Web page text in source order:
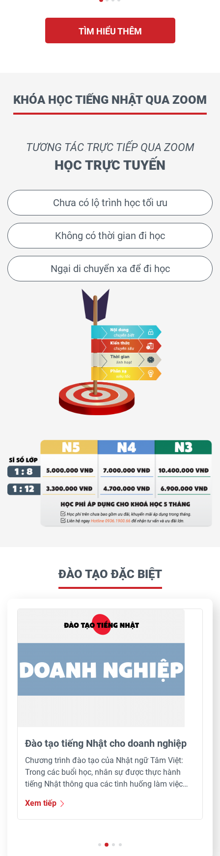
MUA KHOÁ
HỌC
TÌM HIỂU THÊM
KHÓA HỌC TIẾNG NHẬT QUA ZOOM
TƯƠNG TÁC TRỰC TIẾP QUA ZOOM
HỌC TRỰC TUYẾN
Chưa có lộ trình học tối ưu
Không có thời gian đi học
Ngại di chuyển xa để đi học
ĐÀO TẠO ĐẶC BIỆT
Đào tạo tiếng Nhật cho doanh nghiệp
Chương trình đào tạo của Nhật ngữ Tâm Việt:
Trong các buổi học, nhân sự được thực hành
tiếng Nhật thông qua các tình huống làm việc
thuyết trình, đàm phán, viết email, báo cáo… đi
thẳng vào nội dung quan trọng, không rườm rà,
Xem tiếp